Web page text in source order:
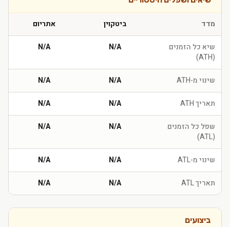
מדד ביטקוין אתריום
שיא כל הזמנים
(ATH)
N/A
N/A
שינוי מ-ATH N/A
N/A
תאריך ATH N/A
N/A
שפל כל הזמנים
(ATL)
N/A
N/A
שינוי מ-ATL N/A
N/A
תאריך ATL N/A
N/A
ביצועים